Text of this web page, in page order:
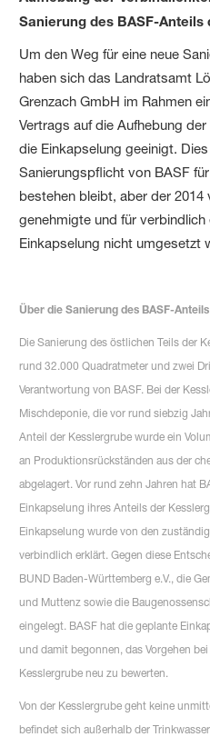
Sanierung des BASF-Anteils
Um den Weg für eine neue
haben sich das Landratsamt
Grenzach GmbH im Rahmen
Vertrags auf die Aufhebung
die Einkapselung geeinigt.
Sanierungspflicht von BASF
bestehen bleibt, aber der
genehmigte und für
Einkapselung nicht umgesetzt
Über die Sanierung des BASF-
Die Sanierung des östlichen Teils der
rund 32.000 Quadratmeter und zwei
Verantwortung von BASF. Bei der
Mischdeponie, die vor rund siebzig
Anteil der Kesslergrube wurde ein
an Produktionsrückständen aus der
abgelagert. Vor rund zehn Jahren hat
Einkapselung ihres Anteils der
Einkapselung wurde von den
verbindlich erklärt. Gegen diese
BUND Baden-Württemberg e.V., die
und Muttenz sowie die
eingelegt. BASF hat die geplante
und damit begonnen, das Vorgehen
Kesslergrube neu zu bewerten.
Von der Kesslergrube geht keine
befindet sich außerhalb der